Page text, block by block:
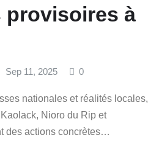
provisoires à
Sep 11, 2025 0
nationales et réalités locales,
Nioro du Rip et
des actions concrètes…